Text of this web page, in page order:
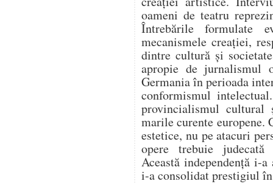
oameni de teatru
Întrebările formulate
mecanismele creației,
dintre cultură și
apropie de jurnalismul
Germania în perioada
conformismul
provincialismul
marile curente europene.
estetice, nu pe atacuri
opere trebuie
Această independență i-
i-a consolidat prestigiul